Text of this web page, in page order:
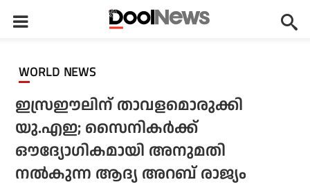
WORLD NEWS
ഇസ്രഈലിന് താവളമൊരുക്കി
യു.എഇ; സൈനികര്‍ക്ക്
ഔദ്യോഗികമായി അനുമതി
നല്‍കുന്ന ആദ്യ അറബ് രാജ്യം